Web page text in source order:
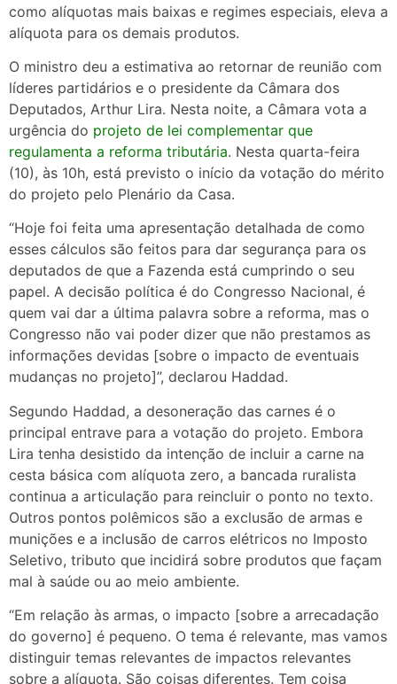
como alíquotas mais baixas e regimes especiais, eleva a
alíquota para os demais produtos.
O ministro deu a estimativa ao retornar de reunião com
líderes partidários e o presidente da Câmara dos
Deputados, Arthur Lira. Nesta noite, a Câmara vota a
urgência do projeto de lei complementar que
regulamenta a reforma tributária. Nesta quarta-feira
(10), às 10h, está previsto o início da votação do mérito
do projeto pelo Plenário da Casa.
“Hoje foi feita uma apresentação detalhada de como
esses cálculos são feitos para dar segurança para os
deputados de que a Fazenda está cumprindo o seu
papel. A decisão política é do Congresso Nacional, é
quem vai dar a última palavra sobre a reforma, mas o
Congresso não vai poder dizer que não prestamos as
informações devidas [sobre o impacto de eventuais
mudanças no projeto]”, declarou Haddad.
Segundo Haddad, a desoneração das carnes é o
principal entrave para a votação do projeto. Embora
Lira tenha desistido da intenção de incluir a carne na
cesta básica com alíquota zero, a bancada ruralista
continua a articulação para reincluir o ponto no texto.
Outros pontos polêmicos são a exclusão de armas e
munições e a inclusão de carros elétricos no Imposto
Seletivo, tributo que incidirá sobre produtos que façam
mal à saúde ou ao meio ambiente.
“Em relação às armas, o impacto [sobre a arrecadação
do governo] é pequeno. O tema é relevante, mas vamos
distinguir temas relevantes de impactos relevantes
sobre a alíquota. São coisas diferentes. Tem coisa